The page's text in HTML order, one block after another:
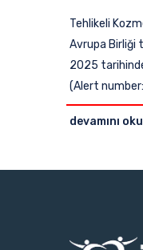
Tehlikeli
Avrupa Birliği
2025
(Alert
devamını oku